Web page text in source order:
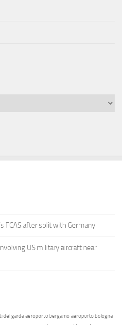
FCAS after split with Germany
US military aircraft near
del garda aeroporto bergamo aeroporto bologna